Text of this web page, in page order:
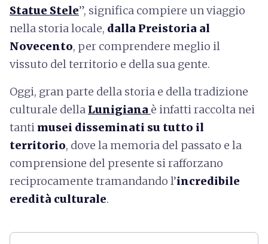
Statue Stele”, significa compiere un viaggio
nella storia locale, dalla Preistoria al
Novecento, per comprendere meglio il
vissuto del territorio e della sua gente.
Oggi, gran parte della storia e della tradizione
culturale della Lunigiana è infatti raccolta nei
tanti musei disseminati su tutto il
territorio, dove la memoria del passato e la
comprensione del presente si rafforzano
reciprocamente tramandando l’incredibile
eredità culturale.